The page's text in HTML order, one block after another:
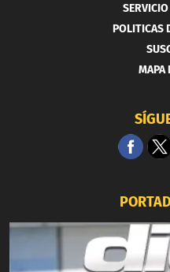
POLITICAS
MAPA